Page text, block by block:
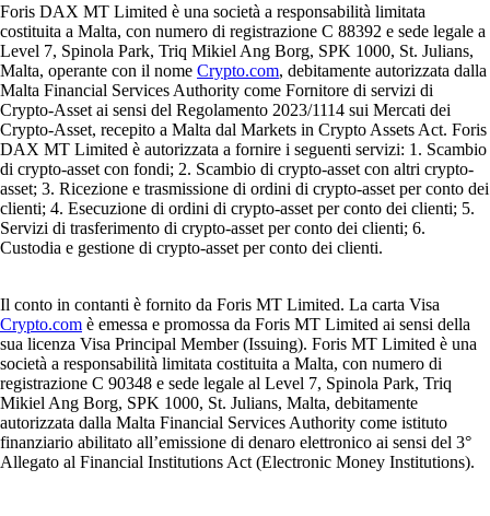
Foris DAX MT Limited è una società a responsabilità limitata
costituita a Malta, con numero di registrazione C 88392 e sede legale a
Level 7, Spinola Park, Triq Mikiel Ang Borg, SPK 1000, St. Julians,
Malta, operante con il nome Crypto.com, debitamente autorizzata dalla
Malta Financial Services Authority come Fornitore di servizi di
Crypto-Asset ai sensi del Regolamento 2023/1114 sui Mercati dei
Crypto-Asset, recepito a Malta dal Markets in Crypto Assets Act. Foris
DAX MT Limited è autorizzata a fornire i seguenti servizi: 1. Scambio
di crypto-asset con fondi; 2. Scambio di crypto-asset con altri crypto-
asset; 3. Ricezione e trasmissione di ordini di crypto-asset per conto dei
clienti; 4. Esecuzione di ordini di crypto-asset per conto dei clienti; 5.
Servizi di trasferimento di crypto-asset per conto dei clienti; 6.
Custodia e gestione di crypto-asset per conto dei clienti.
Il conto in contanti è fornito da Foris MT Limited. La carta Visa
Crypto.com è emessa e promossa da Foris MT Limited ai sensi della
sua licenza Visa Principal Member (Issuing). Foris MT Limited è una
società a responsabilità limitata costituita a Malta, con numero di
registrazione C 90348 e sede legale al Level 7, Spinola Park, Triq
Mikiel Ang Borg, SPK 1000, St. Julians, Malta, debitamente
autorizzata dalla Malta Financial Services Authority come istituto
finanziario abilitato all’emissione di denaro elettronico ai sensi del 3°
Allegato al Financial Institutions Act (Electronic Money Institutions).